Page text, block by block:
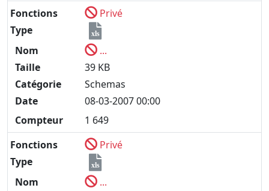
Fonctions
Privé
Type
xls
Nom
...
Taille
39 KB
Catégorie
Schemas
Date
08-03-2007 00:00
Compteur
1 649
Fonctions
Privé
Type
xls
Nom
...